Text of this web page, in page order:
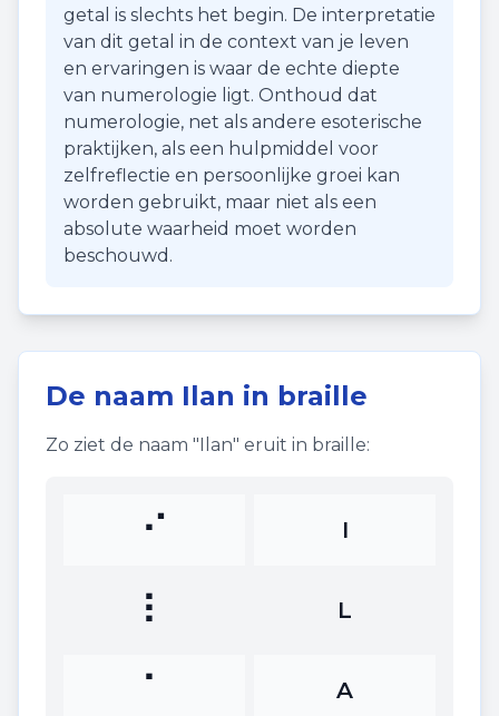
getal is slechts het begin. De interpretatie
van dit getal in de context van je leven
en ervaringen is waar de echte diepte
van numerologie ligt. Onthoud dat
numerologie, net als andere esoterische
praktijken, als een hulpmiddel voor
zelfreflectie en persoonlijke groei kan
worden gebruikt, maar niet als een
absolute waarheid moet worden
beschouwd.
De naam Ilan in braille
Zo ziet de naam "Ilan" eruit in braille:
⠊ I
⠇ L
⠁ A